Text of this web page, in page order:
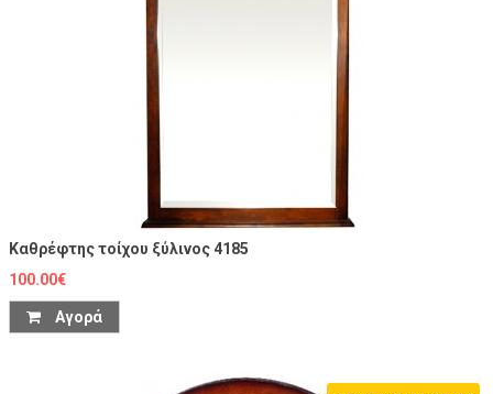
Καθρέφτης τοίχου ξύλινος 4185
100.00€
Αγορά